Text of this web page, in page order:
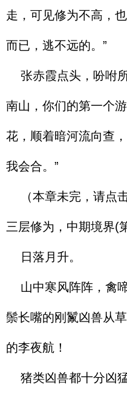
走，可见修为不高，
而已，逃不远的。”
张赤霞点头，吩咐
南山，你们的第一个
花，顺着暗河流向查
我会合。”
（本章未完，请点
三层修为，中期境界(
日落月升。
山中寒风阵阵，禽
鬃长嘴的刚鬣凶兽从
的李夜航！
猪类凶兽都十分凶猛